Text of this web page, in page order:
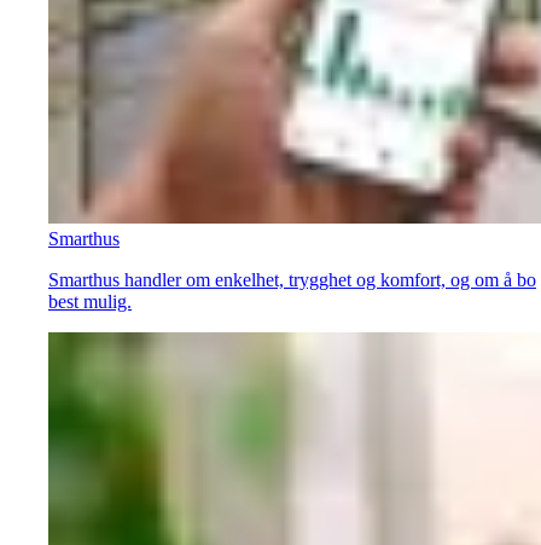
Smarthus
Smarthus handler om enkelhet, trygghet og komfort, og om å bo
best mulig.